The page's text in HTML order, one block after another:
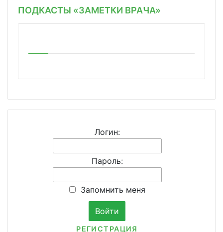
ПОДКАСТЫ «ЗАМЕТКИ ВРАЧА»
Логин:
Пароль:
Запомнить меня
РЕГИСТРАЦИЯ